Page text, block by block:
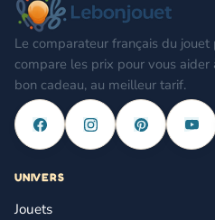
Le comparateur français du jouet
compare les prix pour vous aider
bon cadeau, au meilleur tarif.
UNIVERS
Jouets